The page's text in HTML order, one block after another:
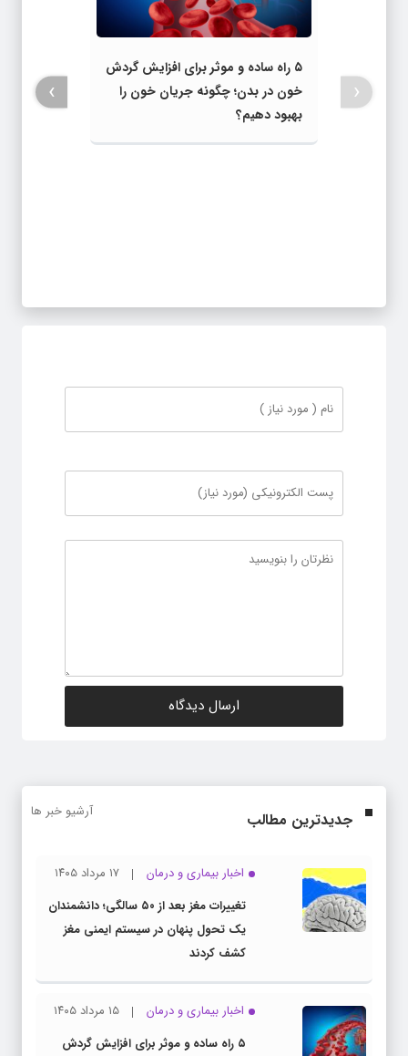
۵ راه ساده و موثر برای افزایش گردش
خون در بدن؛ چگونه جریان خون را
بهبود دهیم؟
‹
›
جدیدترین مطالب آرشیو خبر ها
اخبار بیماری و درمان
۱۷ مرداد ۱۴۰۵
تغییرات مغز بعد از ۵۰ سالگی؛ دانشمندان
یک تحول پنهان در سیستم ایمنی مغز
کشف کردند
اخبار بیماری و درمان
۱۵ مرداد ۱۴۰۵
۵ راه ساده و موثر برای افزایش گردش